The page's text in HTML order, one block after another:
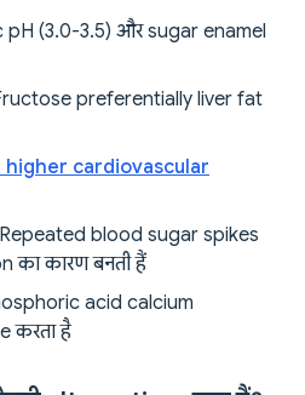
pH (3.0-3.5) और sugar enamel
preferentially liver fat
higher cardiovascular
blood sugar spikes
का कारण बनती हैं
acid calcium
करता है